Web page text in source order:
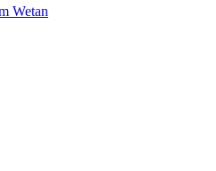
Wetan